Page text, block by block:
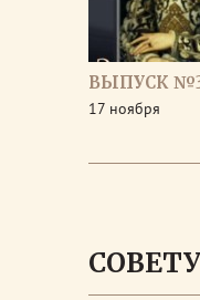
ВЫПУСК
17 ноября